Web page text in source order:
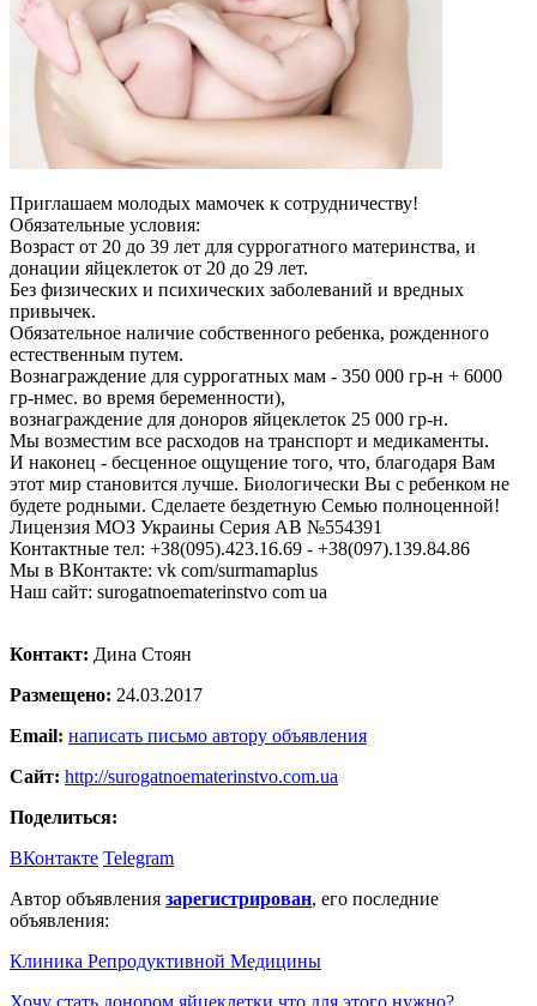
Приглашаем молодых мамочек к сотрудничеству!
Обязательные условия:
Возраст от 20 до 39 лет для суррогатного материнства, и
донации яйцеклеток от 20 до 29 лет.
Без физических и психических заболеваний и вредных
привычек.
Обязательное наличие собственного ребенка, рожденного
естественным путем.
Вознаграждение для суррогатных мам - 350 000 гр-н + 6000
гр-нмес. во время беременности),
вознаграждение для доноров яйцеклеток 25 000 гр-н.
Мы возместим все расходов на транспорт и медикаменты.
И наконец - бесценное ощущение того, что, благодаря Вам
этот мир становится лучше. Биологически Вы с ребенком не
будете родными. Сделаете бездетную Семью полноценной!
Лицензия МОЗ Украины Серия АВ №554391
Контактные тел: +38(095).423.16.69 - +38(097).139.84.86
Мы в ВКонтакте: vk com/surmamaplus
Наш сайт: surogatnoematerinstvo com ua
Контакт: Дина Стоян
Размещено: 24.03.2017
Email: написать письмо автору объявления
Сайт: http://surogatnoematerinstvo.com.ua
Поделиться:
ВКонтакте Telegram
Автор объявления зарегистрирован, его последние
объявления:
Клиника Репродуктивной Медицины
Хочу стать донором яйцеклетки что для этого нужно?